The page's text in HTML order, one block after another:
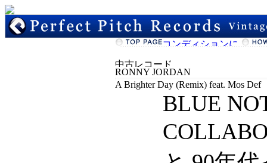
RONNY JORDAN
A Brighter Day (Remix) feat. Mos Def
BLUE